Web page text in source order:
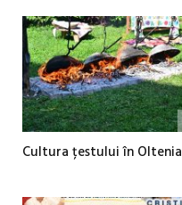
Cultura țestului în Oltenia